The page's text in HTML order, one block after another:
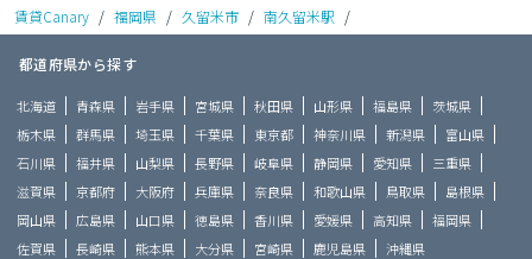
賃貸Canary / 福岡県 / 久留米市 / 南久留米駅 /
都道府県から探す
北海道 青森県 岩手県 宮城県 秋田県 山形県 福島県
茨城県
栃木県
群馬県 埼玉県 千葉県 東京都 神奈川県 新潟県
富山県
石川県
福井県 山梨県 長野県 岐阜県 静岡県 愛知県
三重県
滋賀県
京都府 大阪府 兵庫県 奈良県 和歌山県 鳥取県
島根県
岡山県
広島県 山口県 徳島県 香川県 愛媛県 高知県
福岡県
佐賀県
長崎県 熊本県 大分県 宮崎県 鹿児島県 沖縄県